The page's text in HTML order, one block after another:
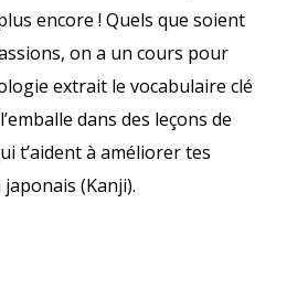
encore ! Quels que soient
on a un cours pour
extrait le vocabulaire clé
dans des leçons de
t’aident à améliorer tes
(Kanji).